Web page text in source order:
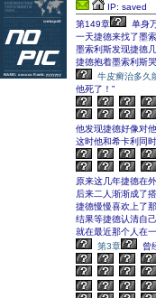
IP: saved
第149章
单身
一天捷德来找了墨
墨索利斯发现捷德
捷德抱着墨索利斯
牛皮癣治多久
他死了！”
他发现捷德好像对
这时他和希卡利同
原来这几年捷德在
后来二人渐渐成了
捷德慢慢喜欢上了
结果等捷德认清自
就在最近那个人在
第3章
曾